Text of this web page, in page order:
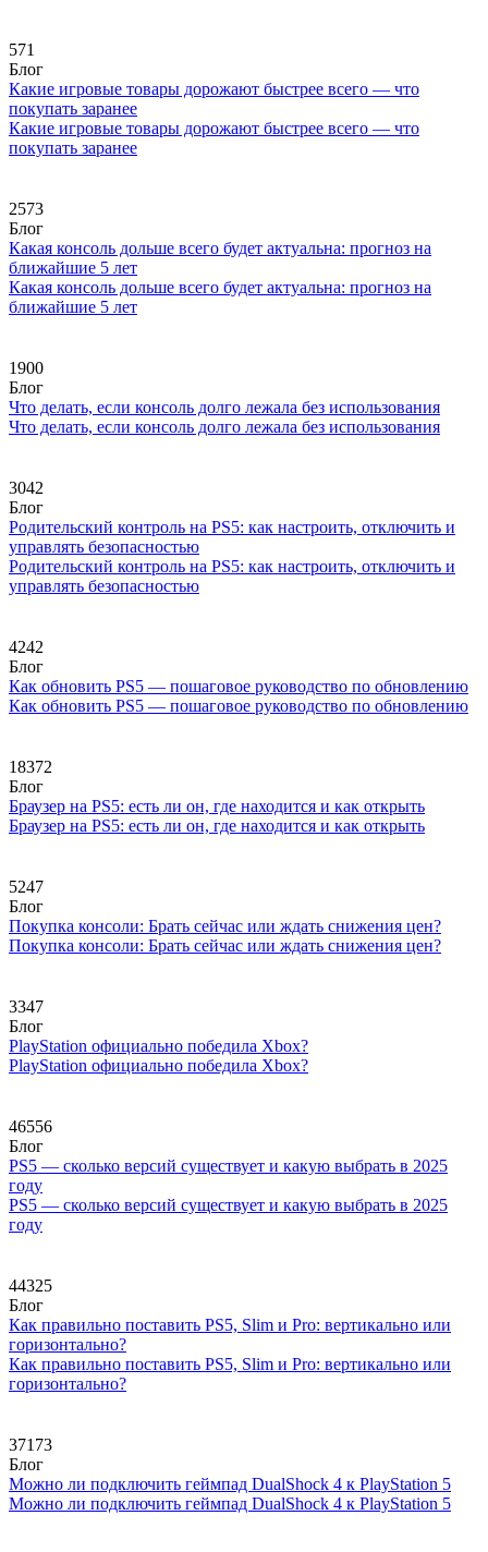
571
Блог
Какие игровые товары дорожают быстрее всего — что
покупать заранее
Какие игровые товары дорожают быстрее всего — что
покупать заранее
2573
Блог
Какая консоль дольше всего будет актуальна: прогноз на
ближайшие 5 лет
Какая консоль дольше всего будет актуальна: прогноз на
ближайшие 5 лет
1900
Блог
Что делать, если консоль долго лежала без использования
Что делать, если консоль долго лежала без использования
3042
Блог
Родительский контроль на PS5: как настроить, отключить и
управлять безопасностью
Родительский контроль на PS5: как настроить, отключить и
управлять безопасностью
4242
Блог
Как обновить PS5 — пошаговое руководство по обновлению
Как обновить PS5 — пошаговое руководство по обновлению
18372
Блог
Браузер на PS5: есть ли он, где находится и как открыть
Браузер на PS5: есть ли он, где находится и как открыть
5247
Блог
Покупка консоли: Брать сейчас или ждать снижения цен?
Покупка консоли: Брать сейчас или ждать снижения цен?
3347
Блог
PlayStation официально победила Xbox?
PlayStation официально победила Xbox?
46556
Блог
PS5 — сколько версий существует и какую выбрать в 2025
году
PS5 — сколько версий существует и какую выбрать в 2025
году
44325
Блог
Как правильно поставить PS5, Slim и Pro: вертикально или
горизонтально?
Как правильно поставить PS5, Slim и Pro: вертикально или
горизонтально?
37173
Блог
Можно ли подключить геймпад DualShock 4 к PlayStation 5
Можно ли подключить геймпад DualShock 4 к PlayStation 5